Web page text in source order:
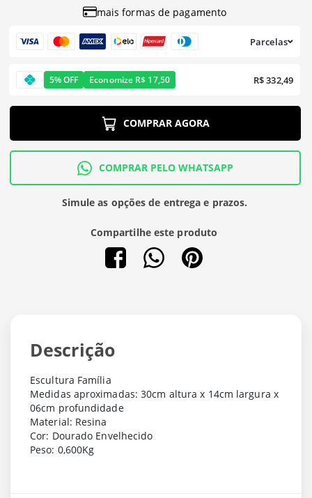
mais formas de pagamento
Parcelas
5% OFF Economize R$ 17,50 R$ 332,49
COMPRAR AGORA
COMPRAR PELO WHATSAPP
Simule as opções de entrega e prazos.
Compartilhe este produto
Descrição
Escultura Família
Medidas aproximadas: 30cm altura x 14cm largura x
06cm profundidade
Material: Resina
Cor: Dourado Envelhecido
Peso: 0,600Kg